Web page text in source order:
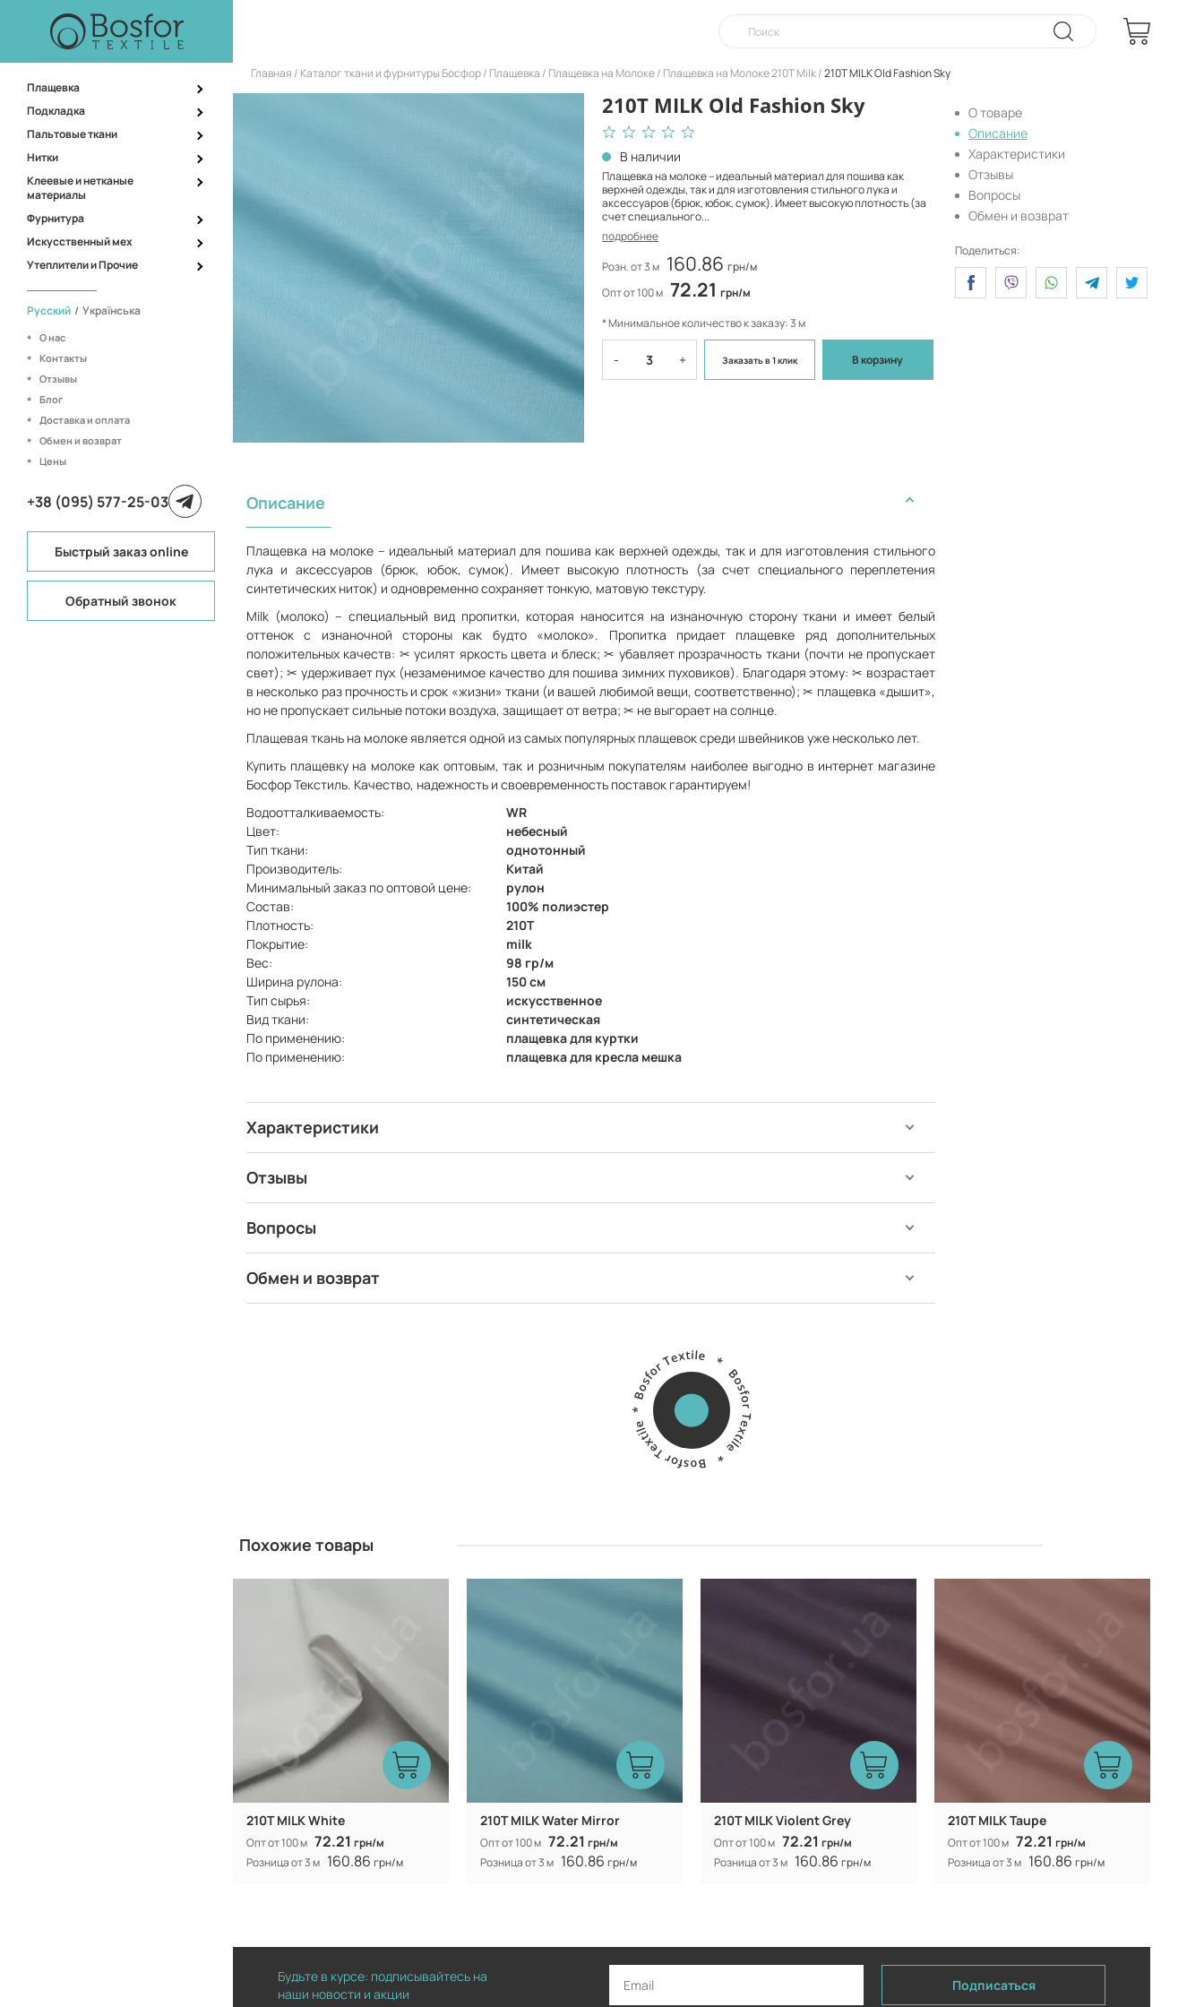
Плащевка
Подкладка
Пальтовые ткани
Нитки
Клеевые и нетканые
материалы
Фурнитура
Искусственный мех
Утеплители и Прочие
Русский / Українська
О нас
Контакты
Отзывы
Блог
Доставка и оплата
Обмен и возврат
Цены
+38 (095) 577-25-03
Быстрый заказ online
Обратный звонок
Главная Каталог ткани и фурнитуры Босфор Плащевка Плащевка на Молоке Плащевка на Молоке 210T Milk 210T MILK Old Fashion Sky
210T MILK Old Fashion Sky
В наличии
Плащевка на молоке – идеальный материал для пошива как
верхней одежды, так и для изготовления стильного лука и
аксессуаров (брюк, юбок, сумок). Имеет высокую плотность (за
счет специального...
подробнее
Розн. от 3 м 160.86 грн/м
Опт от 100 м 72.21 грн/м
* Минимальное количество к заказу: 3 м
- + Заказатьв 1 клик В корзину
Описание
Плащевка на молоке – идеальный материал для пошива как верхней одежды, так и для изготовления стильного
лука и аксессуаров (брюк, юбок, сумок). Имеет высокую плотность (за счет специального переплетения
синтетических ниток) и одновременно сохраняет тонкую, матовую текстуру.
Milk (молоко) – специальный вид пропитки, которая наносится на изнаночную сторону ткани и имеет белый
оттенок с изнаночной стороны как будто «молоко». Пропитка придает плащевке ряд дополнительных
положительных качеств: ✂ усилят яркость цвета и блеск; ✂ убавляет прозрачность ткани (почти не пропускает
свет); ✂ удерживает пух (незаменимое качество для пошива зимних пуховиков). Благодаря этому: ✂ возрастает
в несколько раз прочность и срок «жизни» ткани (и вашей любимой вещи, соответственно); ✂ плащевка «дышит»,
но не пропускает сильные потоки воздуха, защищает от ветра; ✂ не выгорает на солнце.
Плащевая ткань на молоке является одной из самых популярных плащевок среди швейников уже несколько лет.
Купить плащевку на молоке как оптовым, так и розничным покупателям наиболее выгодно в интернет магазине
Босфор Текстиль. Качество, надежность и своевременность поставок гарантируем!
Водоотталкиваемость:
WR
Цвет:
небесный
Тип ткани:
однотонный
Производитель:
Китай
Минимальный заказ по оптовой цене:
рулон
Состав:
100% полиэстер
Плотность:
210Т
Покрытие:
milk
Вес:
98 гр/м
Ширина рулона:
150 см
Тип сырья:
искусственное
Вид ткани:
синтетическая
По применению:
плащевка для куртки
По применению:
плащевка для кресла мешка
Характеристики
Отзывы
Вопросы
Обмен и возврат
О товаре
Описание
Характеристики
Отзывы
Вопросы
Обмен и возврат
Поделиться:
Похожие товары
210T MILK White
Опт от 100 м 72.21 грн/м
Розница от 3 м 160.86 грн/м
210T MILK Water Mirror
Опт от 100 м 72.21 грн/м
Розница от 3 м 160.86 грн/м
210T MILK Violent Grey
Опт от 100 м 72.21 грн/м
Розница от 3 м 160.86 грн/м
210T MILK Taupe
Опт от 100 м 72.21 грн/м
Розница от 3 м 160.86 грн/м
Будьте в курсе: подписывайтесь на
наши новости и акции
Подписаться